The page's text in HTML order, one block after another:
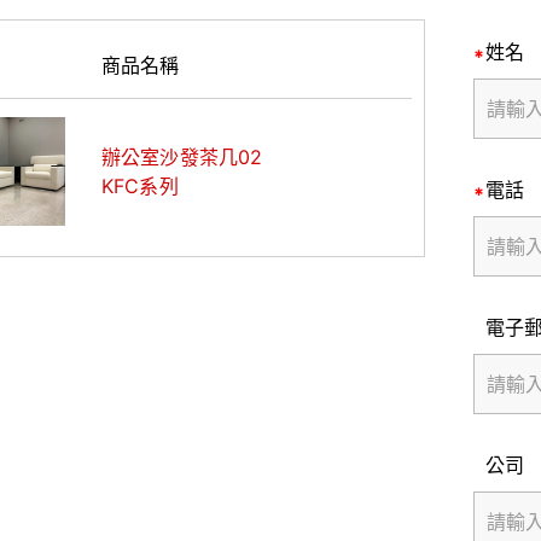
商品名稱
辦公室沙發茶几02
KFC系列
姓名
電話
電子
公司